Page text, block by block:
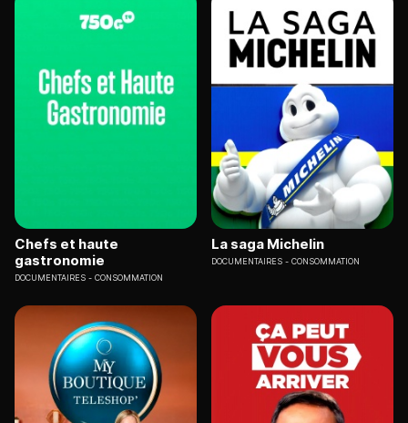
Chefs et haute
gastronomie
DOCUMENTAIRES CONSOMMATION
La saga Michelin
DOCUMENTAIRES CONSOMMATION